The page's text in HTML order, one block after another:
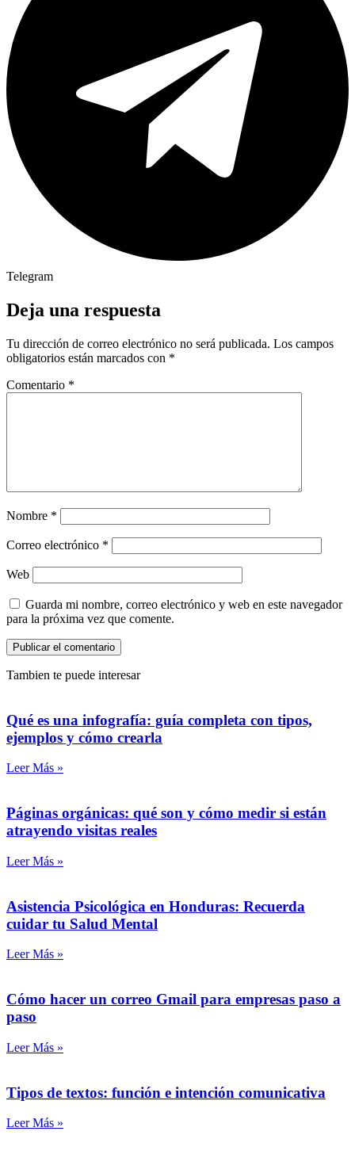
Telegram
Deja una respuesta
Tu dirección de correo electrónico no será publicada. Los campos
obligatorios están marcados con *
Comentario *
Nombre *
Correo electrónico *
Web
Guarda mi nombre, correo electrónico y web en este navegador
para la próxima vez que comente.
Tambien te puede interesar
Qué es una infografía: guía completa con tipos,
ejemplos y cómo crearla
Leer Más »
Páginas orgánicas: qué son y cómo medir si están
atrayendo visitas reales
Leer Más »
Asistencia Psicológica en Honduras: Recuerda
cuidar tu Salud Mental
Leer Más »
Cómo hacer un correo Gmail para empresas paso a
paso
Leer Más »
Tipos de textos: función e intención comunicativa
Leer Más »